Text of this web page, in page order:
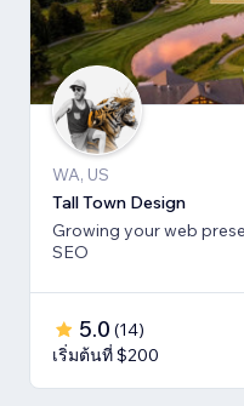
WA, US
Tall Town Design
Growing your web
SEO
5.0 (14)
เริ่มต้นที่ $200